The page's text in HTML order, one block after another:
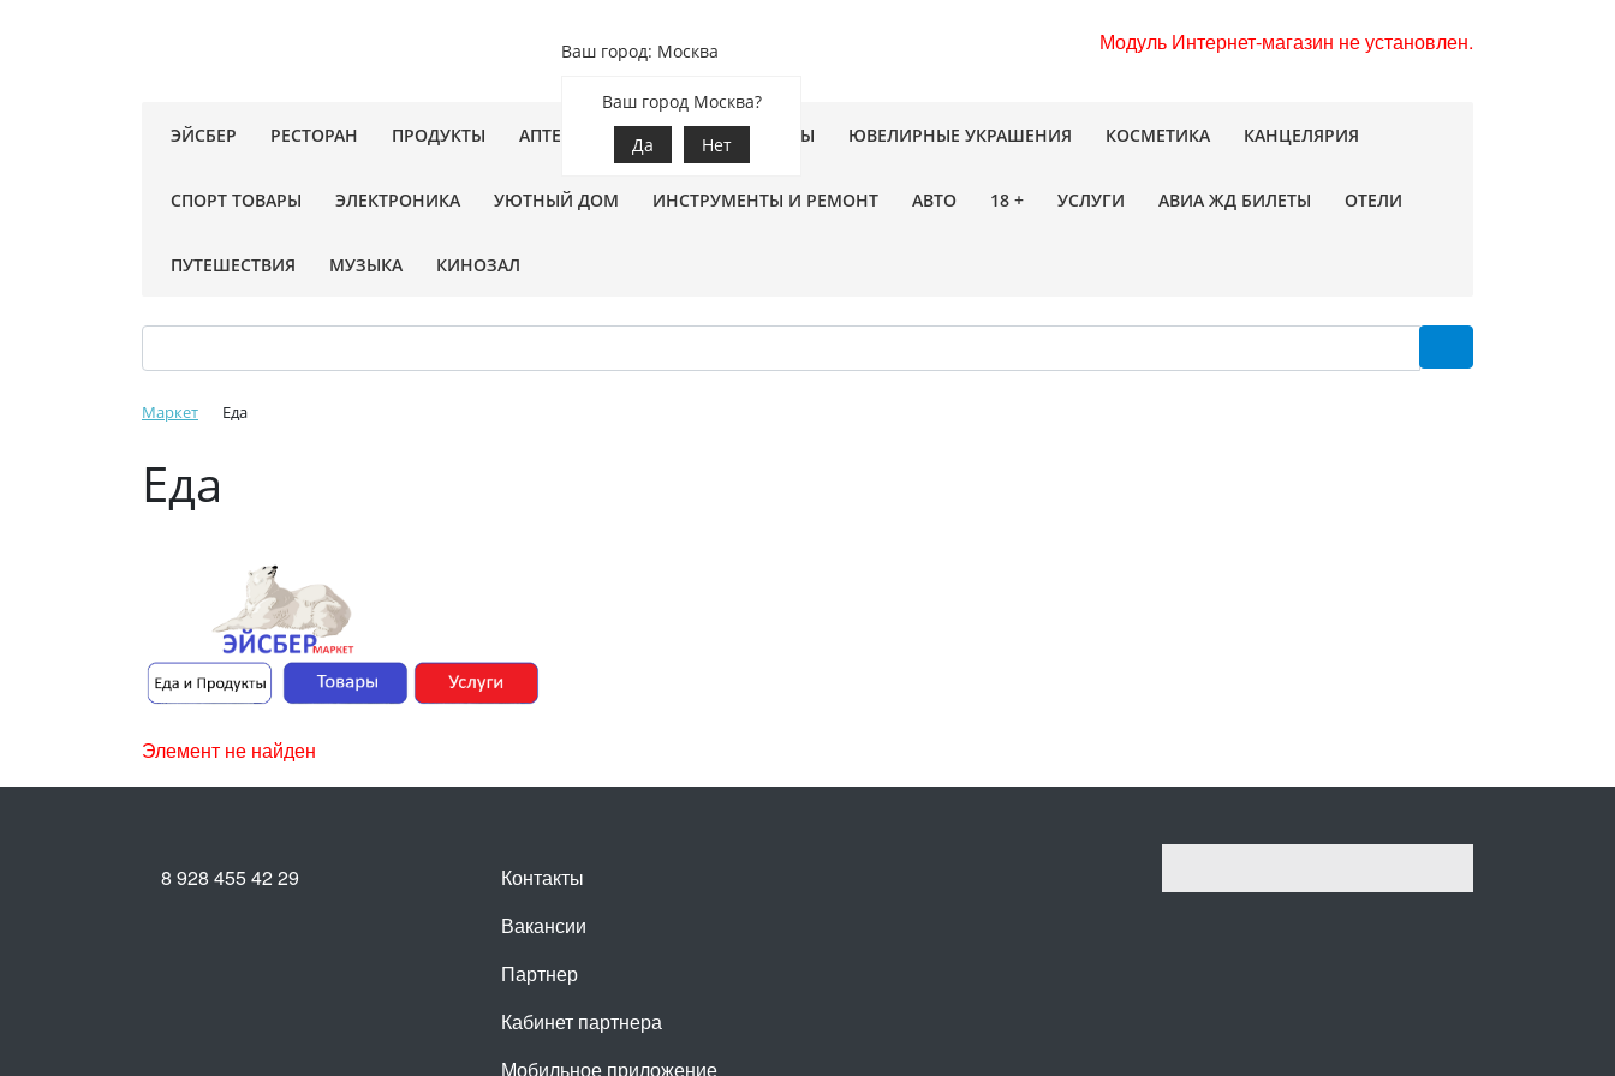
Модуль Интернет-магазин не установлен.
Ваш город: Москва
Ваш город Москва?
Да
Нет
ЭЙСБЕР РЕСТОРАН ПРОДУКТЫ АПТЕКА ЗООТОВАРЫ ЦВЕТЫ ЮВЕЛИРНЫЕ УКРАШЕНИЯ КОСМЕТИКА КАНЦЕЛЯРИЯ
СПОРТ ТОВАРЫ ЭЛЕКТРОНИКА УЮТНЫЙ ДОМ ИНСТРУМЕНТЫ И РЕМОНТ АВТО 18 + УСЛУГИ АВИА ЖД БИЛЕТЫ ОТЕЛИ
ПУТЕШЕСТВИЯ МУЗЫКА КИНОЗАЛ
Маркет Еда
Еда
Элемент не найден
Контакты
Вакансии
Партнер
Кабинет партнера
Мобильное приложение
8 928 455 42 29